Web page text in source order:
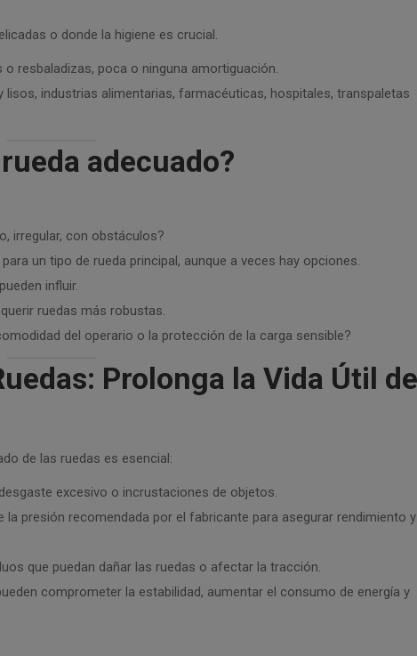
o donde la higiene es crucial.
resbaladizas, poca o ninguna amortiguación.
lisos, industrias alimentarias, farmacéuticas, hospitales, transpaletas
adecuado?
irregular, con obstáculos?
un tipo de rueda principal, aunque a veces hay opciones.
influir.
ruedas más robustas.
del operario o la protección de la carga sensible?
Prolonga la Vida Útil de
de las ruedas es esencial:
excesivo o incrustaciones de objetos.
la presión recomendada por el fabricante para asegurar rendimiento y
que puedan dañar las ruedas o afectar la tracción.
comprometer la estabilidad, aumentar el consumo de energía y